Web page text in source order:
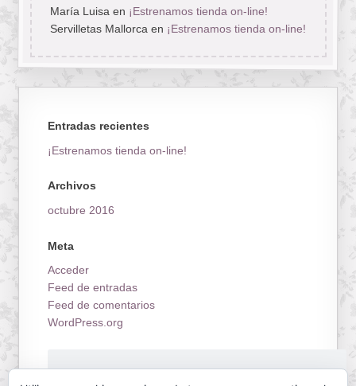
María Luisaen ¡Estrenamos tienda on-line!
Servilletas Mallorcaen ¡Estrenamos tienda on-line!
Entradas recientes
¡Estrenamos tienda on-line!
Archivos
octubre 2016
Meta
Acceder
Feed de entradas
Feed de comentarios
WordPress.org